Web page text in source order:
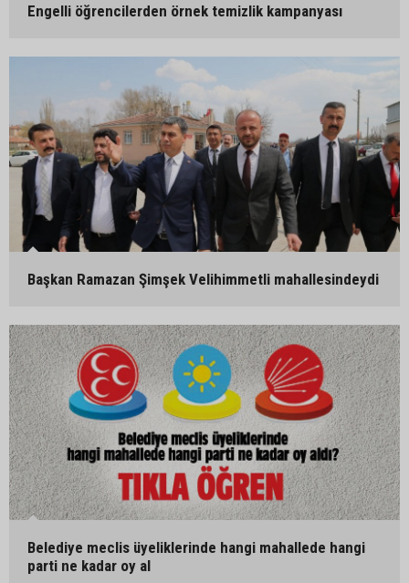
Engelli öğrencilerden örnek temizlik kampanyası
Başkan Ramazan Şimşek Velihimmetli mahallesindeydi
Belediye meclis üyeliklerinde hangi mahallede hangi
parti ne kadar oy al